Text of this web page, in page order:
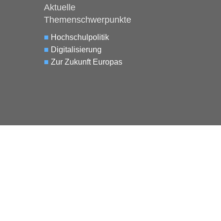
Aktuelle
Themenschwerpunkte
■ Hochschulpolitik
■ Digitalisierung
■ Zur Zukunft Europas